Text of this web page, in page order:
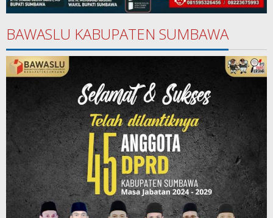
BAWASLU KABUPATEN SUMBAWA